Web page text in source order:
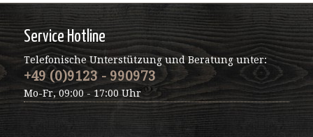
Service Hotline
Telefonische Unterstützung und Beratung unter:
+49 (0)9123 - 990973
Mo-Fr, 09:00 - 17:00 Uhr